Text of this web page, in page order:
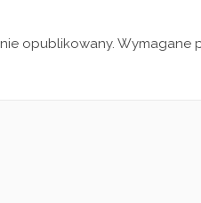
opublikowany. Wymagane